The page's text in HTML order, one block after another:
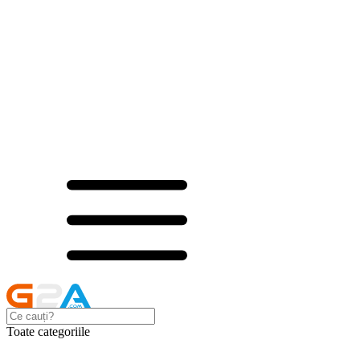
Toate categoriile